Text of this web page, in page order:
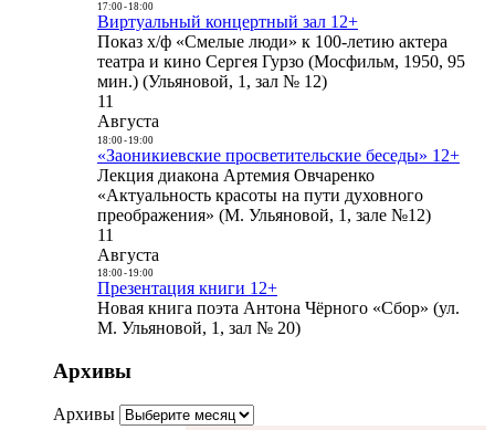
17:00- 18:00
Виртуальный концертный зал 12+
Показ х/ф «Смелые люди» к 100-летию актера
театра и кино Сергея Гурзо (Мосфильм, 1950, 95
мин.) (Ульяновой, 1, зал № 12)
11
Августа
18:00- 19:00
«Заоникиевские просветительские беседы» 12+
Лекция диакона Артемия Овчаренко
«Актуальность красоты на пути духовного
преображения» (М. Ульяновой, 1, зале №12)
11
Августа
18:00- 19:00
Презентация книги 12+
Новая книга поэта Антона Чёрного «Сбор» (ул.
М. Ульяновой, 1, зал № 20)
Архивы
Архивы